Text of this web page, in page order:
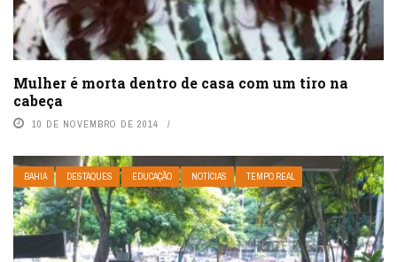
Mulher é morta dentro de casa com um tiro na
cabeça
10 DE NOVEMBRO DE 2014
BAHIA DESTAQUES EDUCAÇÃO NOTÍCIAS TEMPO REAL